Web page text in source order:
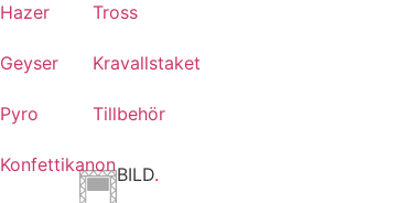
Hazer
Geyser
Pyro
Konfettikanon
Tross
Kravallstaket
Tillbehör
BILD.